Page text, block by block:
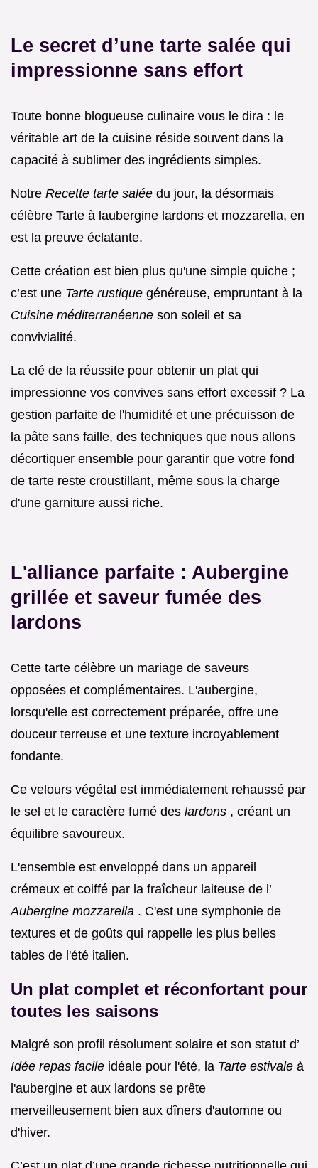
Le secret d’une tarte salée qui
impressionne sans effort
Toute bonne blogueuse culinaire vous le dira : le
véritable art de la cuisine réside souvent dans la
capacité à sublimer des ingrédients simples.
Notre Recette tarte salée du jour, la désormais
célèbre Tarte à laubergine lardons et mozzarella, en
est la preuve éclatante.
Cette création est bien plus qu'une simple quiche ;
c’est une Tarte rustique généreuse, empruntant à la
Cuisine méditerranéenne son soleil et sa
convivialité.
La clé de la réussite pour obtenir un plat qui
impressionne vos convives sans effort excessif ? La
gestion parfaite de l'humidité et une précuisson de
la pâte sans faille, des techniques que nous allons
décortiquer ensemble pour garantir que votre fond
de tarte reste croustillant, même sous la charge
d'une garniture aussi riche.
L'alliance parfaite : Aubergine
grillée et saveur fumée des
lardons
Cette tarte célèbre un mariage de saveurs
opposées et complémentaires. L'aubergine,
lorsqu'elle est correctement préparée, offre une
douceur terreuse et une texture incroyablement
fondante.
Ce velours végétal est immédiatement rehaussé par
le sel et le caractère fumé des lardons , créant un
équilibre savoureux.
L'ensemble est enveloppé dans un appareil
crémeux et coiffé par la fraîcheur laiteuse de l’
Aubergine mozzarella . C'est une symphonie de
textures et de goûts qui rappelle les plus belles
tables de l'été italien.
Un plat complet et réconfortant pour
toutes les saisons
Malgré son profil résolument solaire et son statut d’
Idée repas facile idéale pour l'été, la Tarte estivale à
l'aubergine et aux lardons se prête
merveilleusement bien aux dîners d'automne ou
d'hiver.